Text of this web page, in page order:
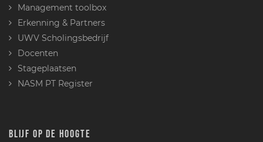
Management toolbox
Erkenning & Partners
UWV Scholingsbedrijf
Docenten
Stageplaatsen
NASM PT Register
BLIJF OP DE HOOGTE